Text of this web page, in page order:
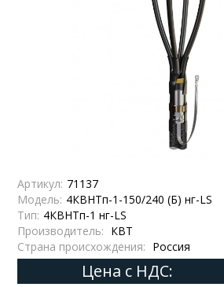
Артикул: 71137
Модель: 4КВНТп-1-150/240 (Б) нг-LS
Тип: 4КВНТп-1 нг-LS
Производитель: КВТ
Страна происхождения: Россия
Цена с НДС: